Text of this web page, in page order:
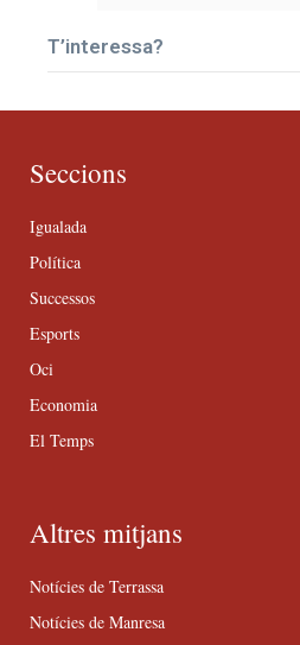
T’interessa?
Seccions
Igualada
Política
Successos
Esports
Oci
Economia
El Temps
Altres mitjans
Notícies de Terrassa
Notícies de Manresa